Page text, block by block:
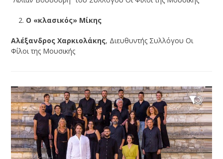
Ο «κλασικός» Μίκης
Αλέξανδρος Χαρκιολάκης, Διευθυντής Συλλόγου Οι
Φίλοι της Μουσικής